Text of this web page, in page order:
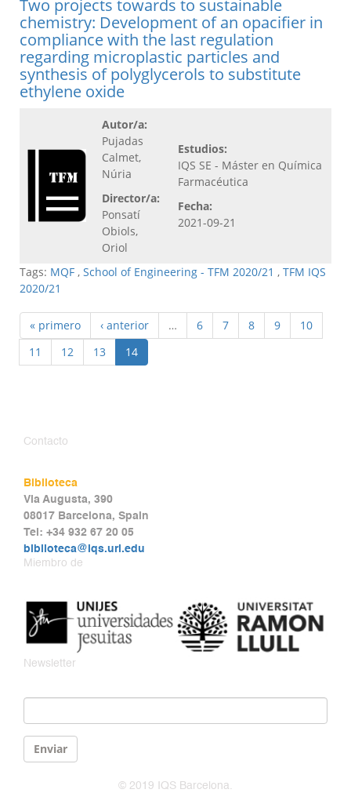
Two projects towards to sustainable
chemistry: Development of an opacifier in
compliance with the last regulation
regarding microplastic particles and
synthesis of polyglycerols to substitute
ethylene oxide
Autor/a:
Pujadas
Calmet,
Núria
Director/a:
Ponsatí
Obiols,
Oriol
Estudios:
IQS SE - Máster en Química
Farmacéutica
Fecha:
2021-09-21
Tags: MQF , School of Engineering - TFM 2020/21 , TFM IQS
2020/21
« primero ‹ anterior … 6 7 8 9
10
11
12 13 14
Contacto
Biblioteca
Via Augusta, 390
08017 Barcelona, Spain
Tel: +34 932 67 20 05
biblioteca@iqs.url.edu
Miembro de
Newsletter
Enviar
© 2019 IQS Barcelona.